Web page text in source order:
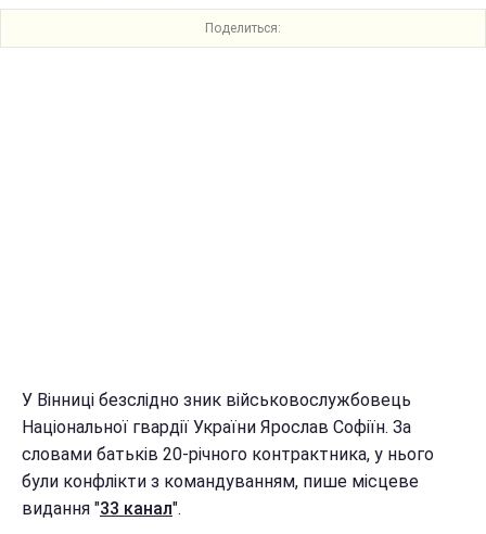
Поделиться:
У Вінниці безслідно зник військовослужбовець
Національної гвардії України Ярослав Софіїн. За
словами батьків 20-річного контрактника, у нього
були конфлікти з командуванням, пише місцеве
видання "33 канал".